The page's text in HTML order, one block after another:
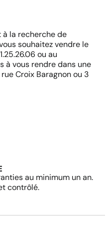
à la recherche de
souhaitez vendre le
ou au
à vous rendre dans une
Croix Baragnon ou 3
au minimum un an.
contrôlé.